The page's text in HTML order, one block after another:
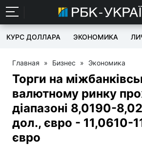
КУРС ДОЛЛАРА ЭКОНОМИКА
Главная » Бизнес » Экономика
Торги на
валютному ринку
діапазоні 8,0190-
дол., євро - 11,0610-
євро